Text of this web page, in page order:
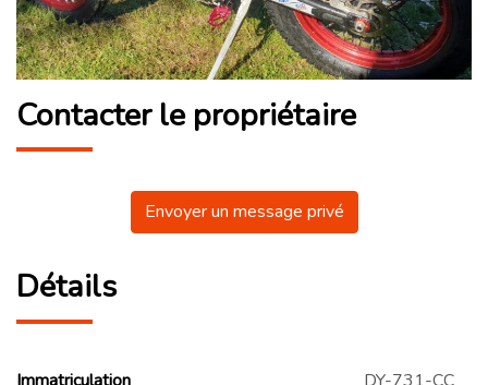
Contacter le propriétaire
Envoyer un message privé
Détails